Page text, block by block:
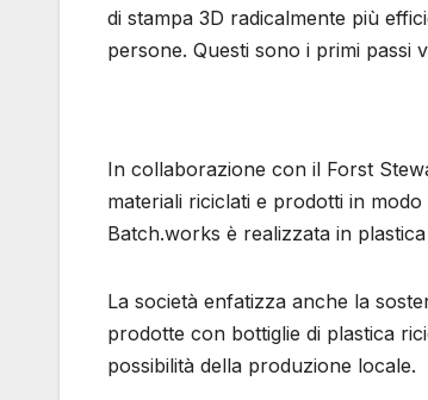
di stampa 3D radicalmente più
persone. Questi sono i primi passi
In collaborazione con il Forst
materiali riciclati e prodotti in
Batch.works è realizzata in
La società enfatizza anche la
prodotte con bottiglie di plastica
possibilità della produzione locale.